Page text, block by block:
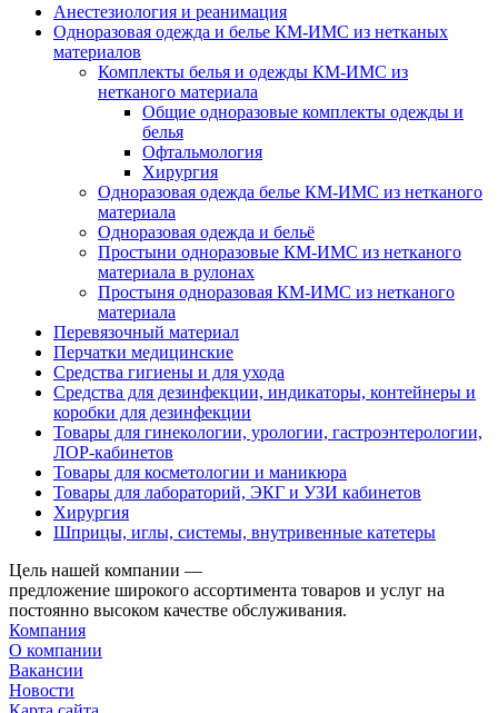
Анестезиология и реанимация
Одноразовая одежда и белье КМ-ИМС из нетканых
материалов
Комплекты белья и одежды КМ-ИМС из
нетканого материала
Общие одноразовые комплекты одежды и
белья
Офтальмология
Хирургия
Одноразовая одежда белье КМ-ИМС из нетканого
материала
Одноразовая одежда и бельё
Простыни одноразовые КМ-ИМС из нетканого
материала в рулонах
Простыня одноразовая КМ-ИМС из нетканого
материала
Перевязочный материал
Перчатки медицинские
Средства гигиены и для ухода
Средства для дезинфекции, индикаторы, контейнеры и
коробки для дезинфекции
Товары для гинекологии, урологии, гастроэнтерологии,
ЛОР-кабинетов
Товары для косметологии и маникюра
Товары для лабораторий, ЭКГ и УЗИ кабинетов
Хирургия
Шприцы, иглы, системы, внутривенные катетеры
Цель нашей компании —
предложение широкого ассортимента товаров и услуг на
постоянно высоком качестве обслуживания.
Компания
О компании
Вакансии
Новости